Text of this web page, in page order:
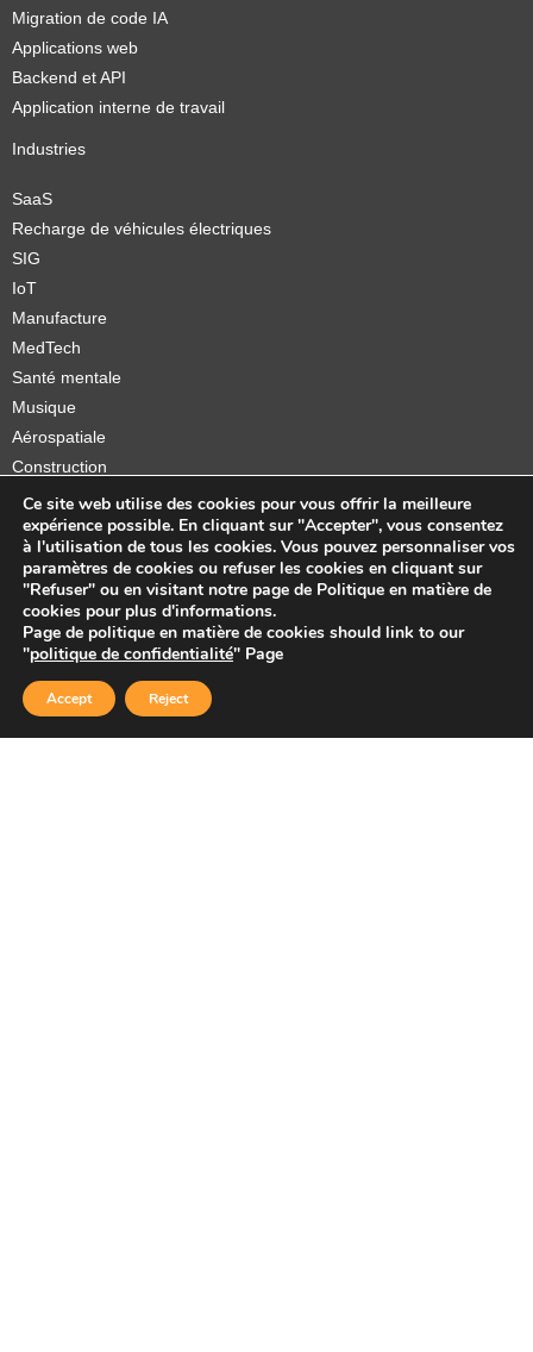
Migration de code IA
Applications web
Backend et API
Application interne de travail
Industries
SaaS
Recharge de véhicules électriques
SIG
IoT
Manufacture
MedTech
Santé mentale
Musique
Aérospatiale
Construction
Orthèses et prothèses
Startups
Copyright © 2026 Sidekick Interactive Inc.
Ce site web utilise des cookies pour vous offrir la meilleure
expérience possible. En cliquant sur "Accepter", vous consentez
à l'utilisation de tous les cookies. Vous pouvez personnaliser vos
paramètres de cookies ou refuser les cookies en cliquant sur
"Refuser" ou en visitant notre page de Politique en matière de
cookies pour plus d'informations.
Page de politique en matière de cookies should link to our
"politique de confidentialité" Page
Accept Reject